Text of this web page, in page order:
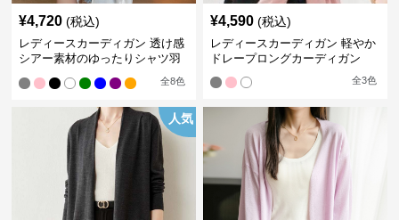
¥4,720 (税込)
レディースカーディガン 透け感
シアー素材のゆったりシャツ羽
全8色
¥4,590 (税込)
レディースカーディガン 軽やか
ドレープロングカーディガン
全3色
人気